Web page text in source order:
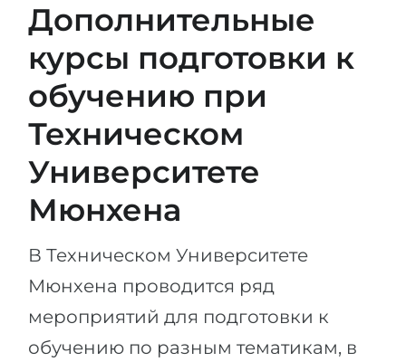
Дополнительные
курсы подготовки к
обучению при
Техническом
Университете
Мюнхена
В Техническом Университете
Мюнхена проводится ряд
мероприятий для подготовки к
обучению по разным тематикам, в